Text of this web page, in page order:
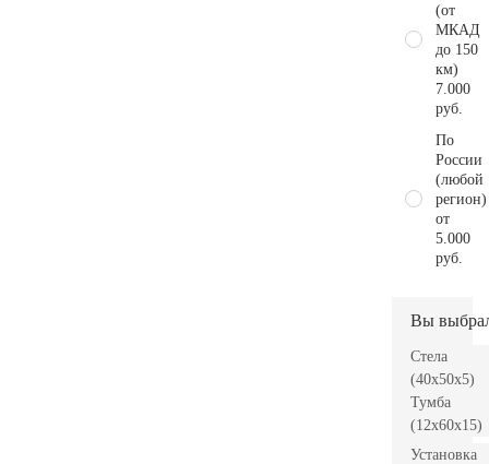
(от
МКАД
до 150
км)
7.000
руб.
По
России
(любой
регион)
от
5.000
руб.
Вы
Стела
(40x50x5)
Тумба
(12x60x15)
Установка